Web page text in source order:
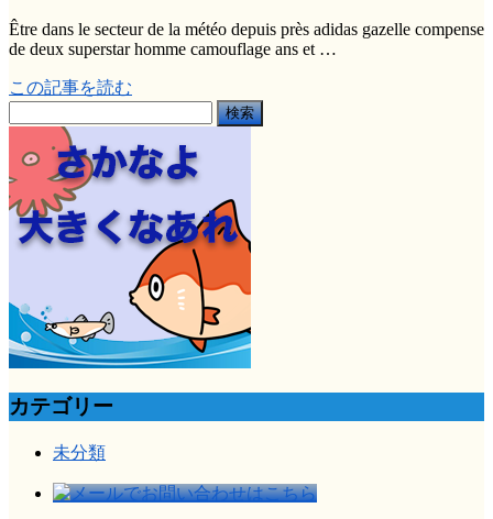
Être dans le secteur de la météo depuis près adidas gazelle compense
de deux superstar homme camouflage ans et …
この記事を読む
索:
カテゴリー
未分類